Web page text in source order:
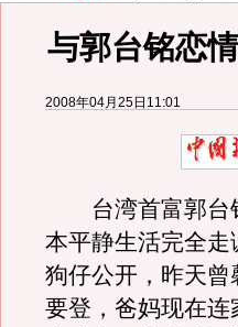
与郭台铭恋
2008年04月25日11:01
台湾首富郭台
本平静生活完全
狗仔公开，昨天曾
要登，爸妈现在